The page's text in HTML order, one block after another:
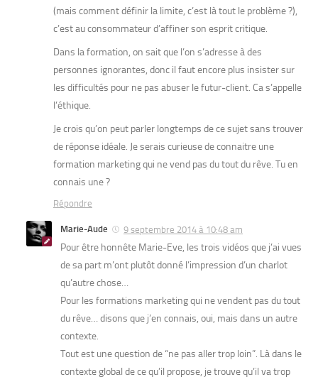
(mais comment définir la limite, c’est là tout le problème ?),
c’est au consommateur d’affiner son esprit critique.
Dans la formation, on sait que l’on s’adresse à des
personnes ignorantes, donc il faut encore plus insister sur
les difficultés pour ne pas abuser le futur-client. Ca s’appelle
l’éthique.
Je crois qu’on peut parler longtemps de ce sujet sans trouver
de réponse idéale. Je serais curieuse de connaitre une
formation marketing qui ne vend pas du tout du rêve. Tu en
connais une ?
Répondre
Marie-Aude 9 septembre 2014 à 10:48 am
Pour être honnête Marie-Eve, les trois vidéos que j’ai vues
de sa part m’ont plutôt donné l’impression d’un charlot
qu’autre chose…
Pour les formations marketing qui ne vendent pas du tout
du rêve… disons que j’en connais, oui, mais dans un autre
contexte.
Tout est une question de “ne pas aller trop loin”. Là dans le
contexte global de ce qu’il propose, je trouve qu’il va trop